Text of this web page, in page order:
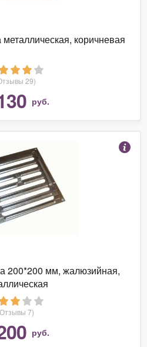
коричневая
29)
руб.
200*200 мм, жалюзийная,
7)
руб.